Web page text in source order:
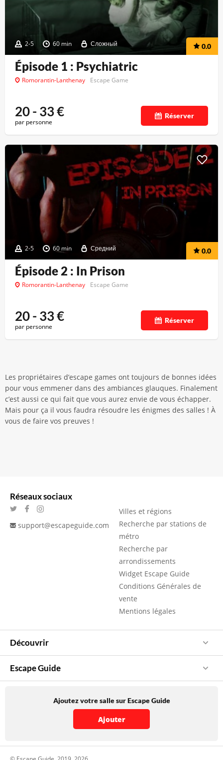
2-5 60 min Сложный 0.0
Épisode 1 : Psychiatric
Romorantin-Lanthenay Escape Game
20 - 33€
par personne
Réserver
2-5 60 min Средний 0.0
Épisode 2 : In Prison
Romorantin-Lanthenay Escape Game
20 - 33€
par personne
Réserver
Les propriétaires d’escape games ont toujours de bonnes idées
pour vous emmener dans des ambiances glauques. Finalement
c’est aussi ce qui fait que vous aurez envie de vous échapper.
Mais pour ça il vous faudra résoudre les énigmes des salles ! À
vous de faire vos preuves !
Réseaux sociaux
support@escapeguide.com
Villes et régions
Recherche par stations de
métro
Recherche par
arrondissements
Widget Escape Guide
Conditions Générales de
vente
Mentions légales
Découvrir
Escape Guide
Ajoutez votre salle sur Escape Guide
Ajouter